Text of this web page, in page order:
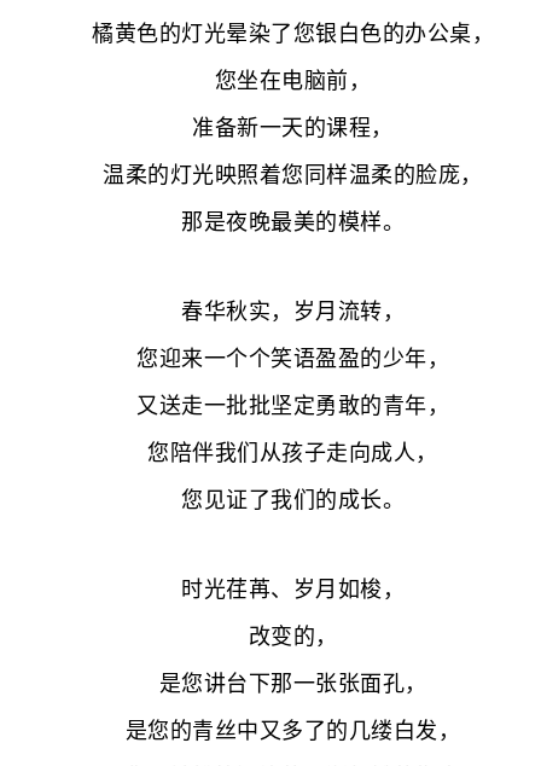
橘黄色的灯光晕染了您银白色的办公桌，
您坐在电脑前，
准备新一天的课程，
温柔的灯光映照着您同样温柔的脸庞，
那是夜晚最美的模样。
春华秋实，岁月流转，
您迎来一个个笑语盈盈的少年，
又送走一批批坚定勇敢的青年，
您陪伴我们从孩子走向成人，
您见证了我们的成长。
时光荏苒、岁月如梭，
改变的，
是您讲台下那一张张面孔，
是您的青丝中又多了的几缕白发，